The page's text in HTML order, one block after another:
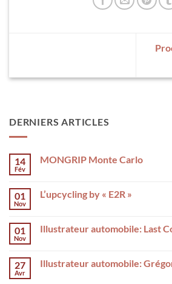
DERNIERS ARTICLES
14
Fév
MONGRIP Monte Carlo
01
Nov
L’upcycling by « E2R »
01
Nov
Illustrateur automobile: Last
27
Avr
Illustrateur automobile: